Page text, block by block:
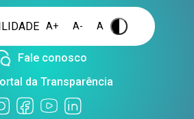
A+ A- A .
Fale conosco
da Transparência